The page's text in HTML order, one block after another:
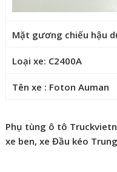
Mặt gương chiếu hậu
Loại xe: C2400A
Tên xe : Foton Auman
Phụ tùng ô tô
xe ben, xe Đầu kéo